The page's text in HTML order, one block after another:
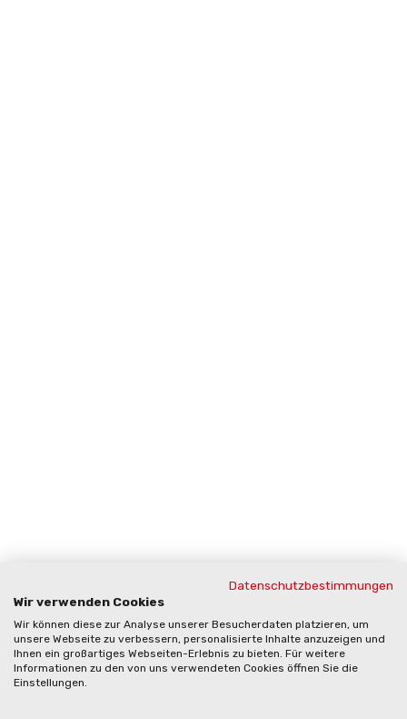
Datenschutzbestimmungen
Wir verwenden Cookies
Wir können diese zur Analyse unserer Besucherdaten platzieren, um
unsere Webseite zu verbessern, personalisierte Inhalte anzuzeigen und
Ihnen ein großartiges Webseiten-Erlebnis zu bieten. Für weitere
Informationen zu den von uns verwendeten Cookies öffnen Sie die
Einstellungen.